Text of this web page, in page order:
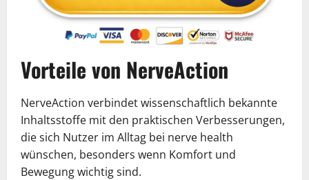
Vorteile von NerveAction
NerveAction verbindet wissenschaftlich bekannte
Inhaltsstoffe mit den praktischen Verbesserungen,
die sich Nutzer im Alltag bei nerve health
wünschen, besonders wenn Komfort und
Bewegung wichtig sind.